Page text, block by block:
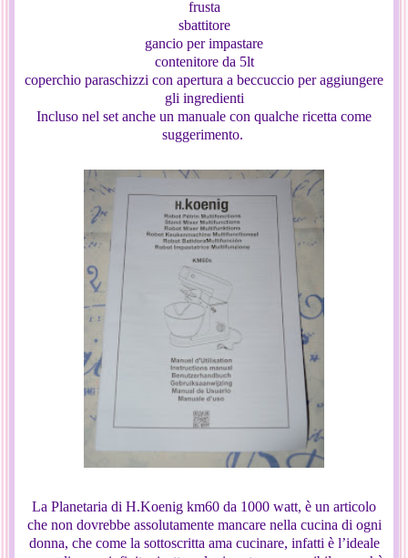
frusta
sbattitore
gancio per impastare
contenitore da 5lt
coperchio paraschizzi con apertura a beccuccio per aggiungere
gli ingredienti
Incluso nel set anche un manuale con qualche ricetta come
suggerimento.
La Planetaria di H.Koenig km60 da 1000 watt, è un articolo
che non dovrebbe assolutamente mancare nella cucina di ogni
donna, che come la sottoscritta ama cucinare, infatti è l’ideale